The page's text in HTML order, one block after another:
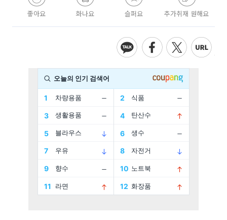
좋아요 화나요 슬퍼요 추가취재 원해요